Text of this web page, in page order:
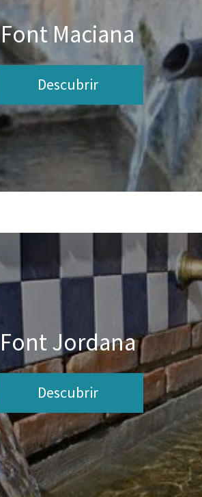
Font Maciana
Descubrir
Font Jordana
Descubrir